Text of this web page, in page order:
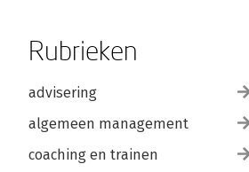
Rubrieken
advisering
algemeen management
coaching en trainen